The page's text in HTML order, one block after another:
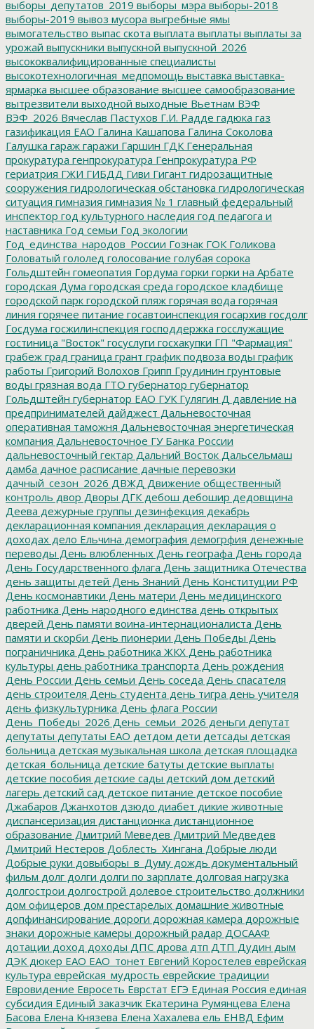
выборы_депутатов_2019 выборы_мэра выборы-2018
выборы-2019 вывоз мусора выгребные ямы
вымогательство выпас скота выплата выплаты выплаты за
урожай выпускники выпускной выпускной_2026
высококвалифицированные специалисты
высокотехнологичная_медпомощь выставка выставка-
ярмарка высшее образование высшее самообразование
вытрезвители выходной выходные Вьетнам ВЭФ
ВЭФ_2026 Вячеслав Пастухов Г.И. Радде гадюка газ
газификация ЕАО Галина Кашапова Галина Соколова
Галушка гараж гаражи Гаршин ГДК Генеральная
прокуратура генпрокуратура Генпрокуратура РФ
гериатрия ГЖИ ГИБДД Гиви Гигант гидрозащитные
сооружения гидрологическая обстановка гидрологическая
ситуация гимназия гимназия № 1 главный федеральный
инспектор год культурного наследия год педагога и
наставника Год семьи Год экологии
Год_единства_народов_России Гознак ГОК Голикова
Головатый гололед голосование голубая сорока
Гольдштейн гомеопатия Гордума горки горки на Арбате
городская Дума городская среда городское кладбище
городской парк городской пляж горячая вода горячая
линия горячее питание госавтоинспекция госархив госдолг
Госдума госжилинспекция господдержка госслужащие
гостиница "Восток" госуслуги госхакупки ГП "Фармация"
грабеж град граница грант график подвоза воды график
работы Григорий Волохов Грипп Грудинин грунтовые
воды грязная вода ГТО губернатор губернатор
Гольдштейн губернатор ЕАО ГУК Гулягин Д давление на
предпринимателей дайджест Дальневосточная
оперативная таможня Дальневосточная энергетическая
компания Дальневосточное ГУ Банка России
дальневосточный гектар Дальний Восток Дальсельмаш
дамба дачное расписание дачные перевозки
дачный_сезон_2026 ДВЖД Движение общественный
контроль двор Дворы ДГК дебош дебошир дедовщина
Деева дежурные группы дезинфекция декабрь
декларационная компания декларация декларация о
доходах дело Ельчина демография демогрфия денежные
переводы День влюбленных День географа День города
День Государственного флага День защитника Отечества
день защиты детей День Знаний День Конституции РФ
День космонавтики День матери День медицинского
работника День народного единства день открытых
дверей День памяти воина-интернационалиста День
памяти и скорби День пионерии День Победы День
пограничника День работника ЖКХ День работника
культуры день работника транспорта День рождения
День России День семьи День соседа День спасателя
день строителя День студента день тигра день учителя
день физкультурника День флага России
День_Победы_2026 День_семьи_2026 деньги депутат
депутаты депутаты ЕАО детдом дети детсады детская
больница детская музыкальная школа детская площадка
детская_больница детские батуты детские выплаты
детские пособия детские сады детский дом детский
лагерь детский сад детское питание детское пособие
Джабаров Джанхотов дзюдо диабет дикие животные
диспансеризация дистанционка дистанционное
образование Дмитрий Меведев Дмитрий Медведев
Дмитрий Нестеров Доблесть_Хингана Добрые люди
Добрые руки довыборы_в_Думу дождь документальный
фильм долг долги долги по зарплате долговая нагрузка
долгострои долгострой долевое строительство должники
дом офицеров дом престарелых домашние животные
допфинансирование дороги дорожная камера дорожные
знаки дорожные камеры дорожный радар ДОСААФ
дотации доход доходы ДПС дрова дтп ДТП Дудин дым
ДЭК дюкер ЕАО ЕАО_тонет Евгений Коростелев еврейская
культура еврейская_мудрость еврейские традиции
Евровидение Евросеть Еврстат ЕГЭ Единая Россия единая
субсидия Единый заказчик Екатерина Румянцева Елена
Басова Елена Князева Елена Хахалева ель ЕНВД Ефим